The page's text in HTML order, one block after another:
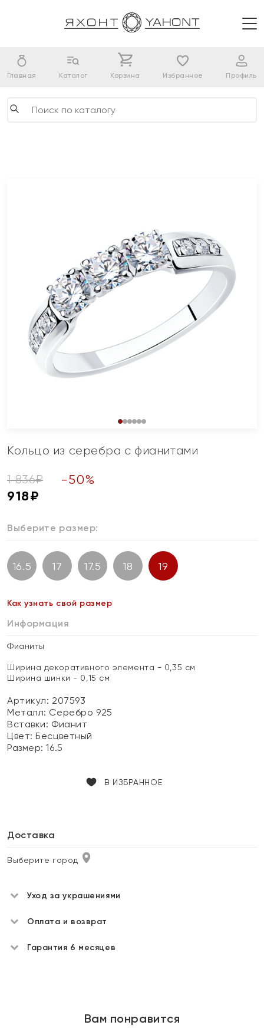
Главная Каталог Корзина Избранное Профиль
Кольцо из серебра с фианитами
1 836₽ -50%
918₽
Выберите размер:
16.5 17 17.5 18 19
Как узнать свой размер
Информация
Фианиты
Ширина декоративного элемента - 0,35 см
Ширина шинки - 0,15 см
Артикул: 207593
Металл: Серебро 925
Вставки: Фианит
Цвет:Бесцветный
Размер:16.5
В ИЗБРАННОЕ
Доставка
Выберите город
Уход за украшениями
Оплата и возврат
Гарантия 6 месяцев
Вам понравится